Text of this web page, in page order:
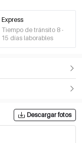
Express
Tiempo de tránsito 8 -
15 días laborables
Descargar fotos